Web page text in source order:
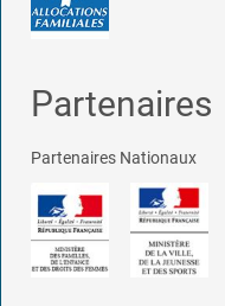
Partenaires
Partenaires Nationaux